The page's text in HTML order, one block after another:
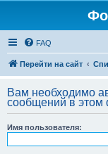
FAQ
Перейти на сайт
Вам необходимо
сообщений в этом
Имя пользователя: